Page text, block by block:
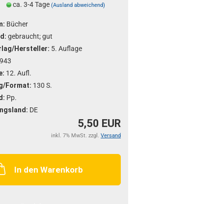
ca. 3-4 Tage (Ausland abweichend)
Bücher
gebraucht; gut
Hersteller: 5. Auflage
12. Aufl.
Format: 130 S.
Pp.
DE
5,50 EUR
inkl. 7% MwSt. zzgl. Versand
In den Warenkorb